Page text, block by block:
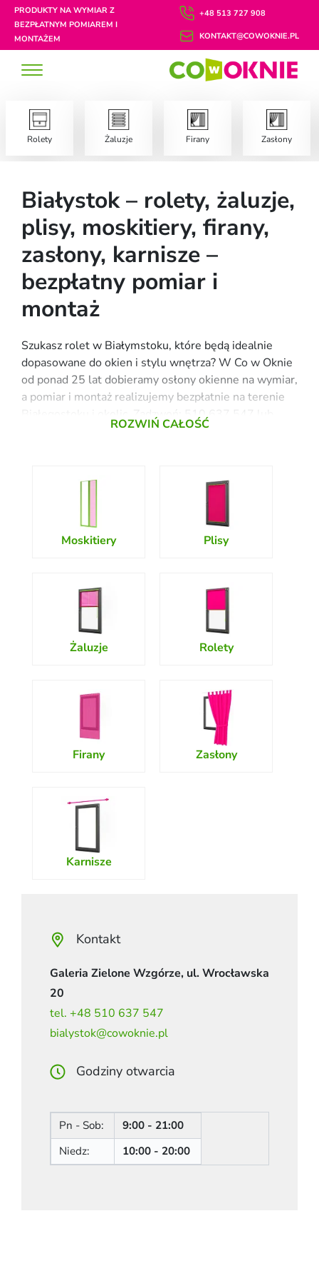
PRODUKTY NA WYMIAR Z
BEZPŁATNYM POMIAREM I
MONTAŻEM
+48 513 727 908
KONTAKT@COWOKNIE.PL
Rolety Żaluzje Firany Zasłony
Białystok – rolety, żaluzje,
plisy, moskitiery, firany,
zasłony, karnisze –
bezpłatny pomiar i
montaż
Szukasz rolet w Białymstoku, które będą idealnie
dopasowane do okien i stylu wnętrza? W Co w Oknie
od ponad 25 lat dobieramy osłony okienne na wymiar,
a pomiar i montaż realizujemy bezpłatnie na terenie
Białegostoku i okolic. Zadzwoń: 510 637 547 lub
zostaw kontakt w formularzu – umówimy termin
W naszym punkcie stacjonarnym w Galerii Zielone
Oferujemy bezpłatny pomiar i montaż na terenie
Białegostoku i okolic. Sprawdź, jakie osłony okienne
Moskitiery Plisy
Żaluzje Rolety
Firany Zasłony
Karnisze
Kontakt
Galeria Zielone Wzgórze, ul. Wrocławska
20
tel. +48 510 637 547
bialystok@cowoknie.pl
Godziny otwarcia
Pn - Sob:
9:00 - 21:00
Niedz:
10:00 - 20:00